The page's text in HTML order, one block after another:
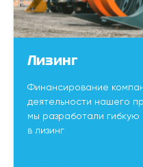
Лизинг
Финансирование
деятельности нашего
мы разработали
в лизинг